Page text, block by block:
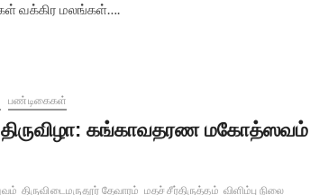
வக்கிர மலங்கள்….
பண்டிகைகள்
திருவிழா: கங்காவதரண மகோத்ஸவம்
திருவிடைமருதூர் தேவாரம் மதச் சீர்திருத்தம் விளிம்பு நிலை